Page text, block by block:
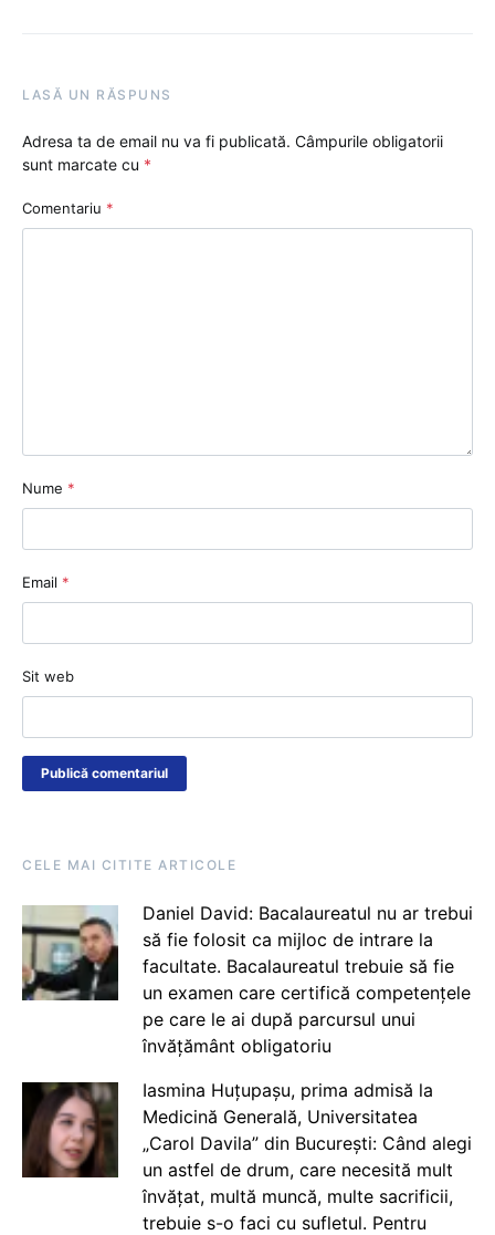
LASĂ UN RĂSPUNS
Adresa ta de email nu va fi publicată. Câmpurile obligatorii
sunt marcate cu *
Comentariu *
Nume *
Email *
Sit web
CELE MAI CITITE ARTICOLE
Daniel David: Bacalaureatul nu ar trebui
să fie folosit ca mijloc de intrare la
facultate. Bacalaureatul trebuie să fie
un examen care certifică competențele
pe care le ai după parcursul unui
învățământ obligatoriu
Iasmina Huțupașu, prima admisă la
Medicină Generală, Universitatea
„Carol Davila” din București: Când alegi
un astfel de drum, care necesită mult
învățat, multă muncă, multe sacrificii,
trebuie s-o faci cu sufletul. Pentru